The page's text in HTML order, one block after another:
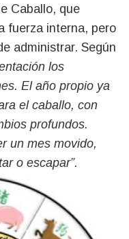
Caballo, que
fuerza interna, pero
administrar. Según
los
El año propio ya
el caballo, con
profundos.
un mes movido,
o escapar”.